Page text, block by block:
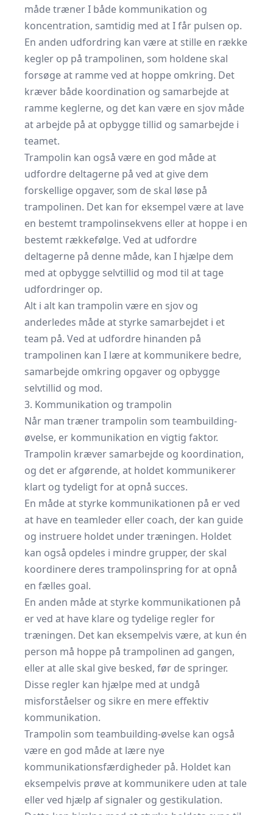
måde træner I både kommunikation og
koncentration, samtidig med at I får pulsen op.
En anden udfordring kan være at stille en række
kegler op på trampolinen, som holdene skal
forsøge at ramme ved at hoppe omkring. Det
kræver både koordination og samarbejde at
ramme keglerne, og det kan være en sjov måde
at arbejde på at opbygge tillid og samarbejde i
teamet.
Trampolin kan også være en god måde at
udfordre deltagerne på ved at give dem
forskellige opgaver, som de skal løse på
trampolinen. Det kan for eksempel være at lave
en bestemt trampolinsekvens eller at hoppe i en
bestemt rækkefølge. Ved at udfordre
deltagerne på denne måde, kan I hjælpe dem
med at opbygge selvtillid og mod til at tage
udfordringer op.
Alt i alt kan trampolin være en sjov og
anderledes måde at styrke samarbejdet i et
team på. Ved at udfordre hinanden på
trampolinen kan I lære at kommunikere bedre,
samarbejde omkring opgaver og opbygge
selvtillid og mod.
3. Kommunikation og trampolin
Når man træner trampolin som teambuilding-
øvelse, er kommunikation en vigtig faktor.
Trampolin kræver samarbejde og koordination,
og det er afgørende, at holdet kommunikerer
klart og tydeligt for at opnå succes.
En måde at styrke kommunikationen på er ved
at have en teamleder eller coach, der kan guide
og instruere holdet under træningen. Holdet
kan også opdeles i mindre grupper, der skal
koordinere deres trampolinspring for at opnå
en fælles goal.
En anden måde at styrke kommunikationen på
er ved at have klare og tydelige regler for
træningen. Det kan eksempelvis være, at kun én
person må hoppe på trampolinen ad gangen,
eller at alle skal give besked, før de springer.
Disse regler kan hjælpe med at undgå
misforståelser og sikre en mere effektiv
kommunikation.
Trampolin som teambuilding-øvelse kan også
være en god måde at lære nye
kommunikationsfærdigheder på. Holdet kan
eksempelvis prøve at kommunikere uden at tale
eller ved hjælp af signaler og gestikulation.